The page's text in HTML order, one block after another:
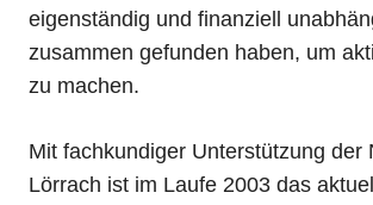
eigenständig und finanziell
zusammen gefunden haben, um
zu machen.
Mit fachkundiger Unterstützung der
Lörrach ist im Laufe 2003 das